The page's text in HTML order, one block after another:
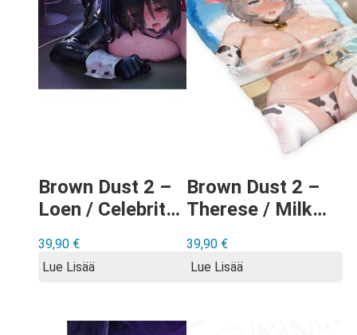
Brown Dust 2 –
Loen / Celebrity
kumimatto
39,90 €
Lue Lisää
Brown Dust 2 –
Therese / Milky
39,90 €
Lue Lisää